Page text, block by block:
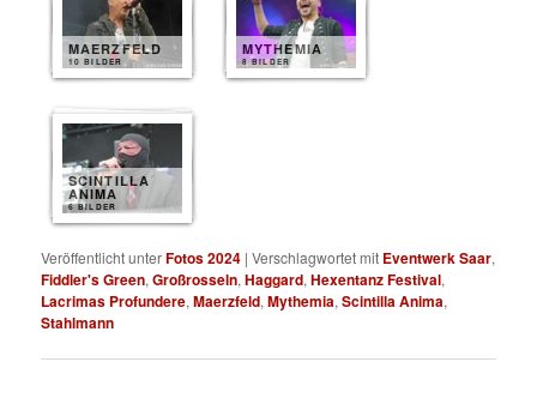
MAERZFELD
10 BILDER
MYTHEMIA
8 BILDER
SCINTILLA
ANIMA
6 BILDER
Veröffentlicht unterFotos 2024 |Verschlagwortet mit Eventwerk Saar,
Fiddler's Green,Großrosseln,Haggard,Hexentanz Festival,
Lacrimas Profundere,Maerzfeld,Mythemia,Scintilla Anima,
Stahlmann